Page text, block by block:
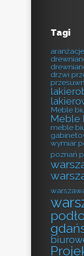
Tagi
drzwi
Meble
Meble
meble
wymiar
poznań